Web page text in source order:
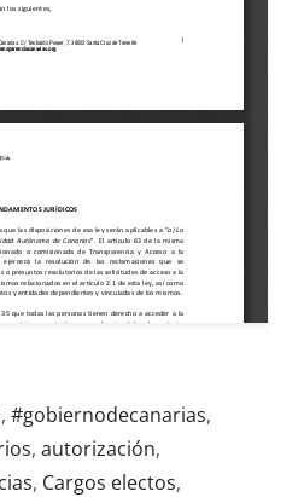
, #gobiernodecanarias,
, autorización,
, Cargos electos,